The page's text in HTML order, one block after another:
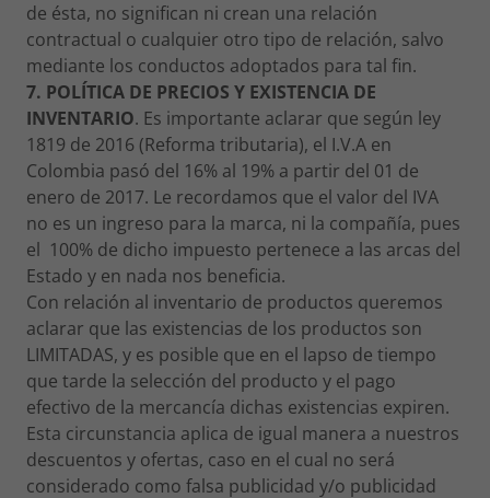
de ésta, no significan ni crean una relación
contractual o cualquier otro tipo de relación, salvo
mediante los conductos adoptados para tal fin.
7. POLÍTICA DE PRECIOS Y EXISTENCIA DE
INVENTARIO. Es importante aclarar que según ley
1819 de 2016 (Reforma tributaria), el I.V.A en
Colombia pasó del 16% al 19% a partir del 01 de
enero de 2017. Le recordamos que el valor del IVA
no es un ingreso para la marca, ni la compañía, pues
el 100% de dicho impuesto pertenece a las arcas del
Estado y en nada nos beneficia.
Con relación al inventario de productos queremos
aclarar que las existencias de los productos son
LIMITADAS, y es posible que en el lapso de tiempo
que tarde la selección del producto y el pago
efectivo de la mercancía dichas existencias expiren.
Esta circunstancia aplica de igual manera a nuestros
descuentos y ofertas, caso en el cual no será
considerado como falsa publicidad y/o publicidad